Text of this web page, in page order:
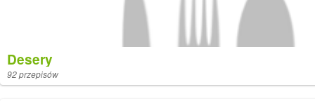
Desery
92 przepisów